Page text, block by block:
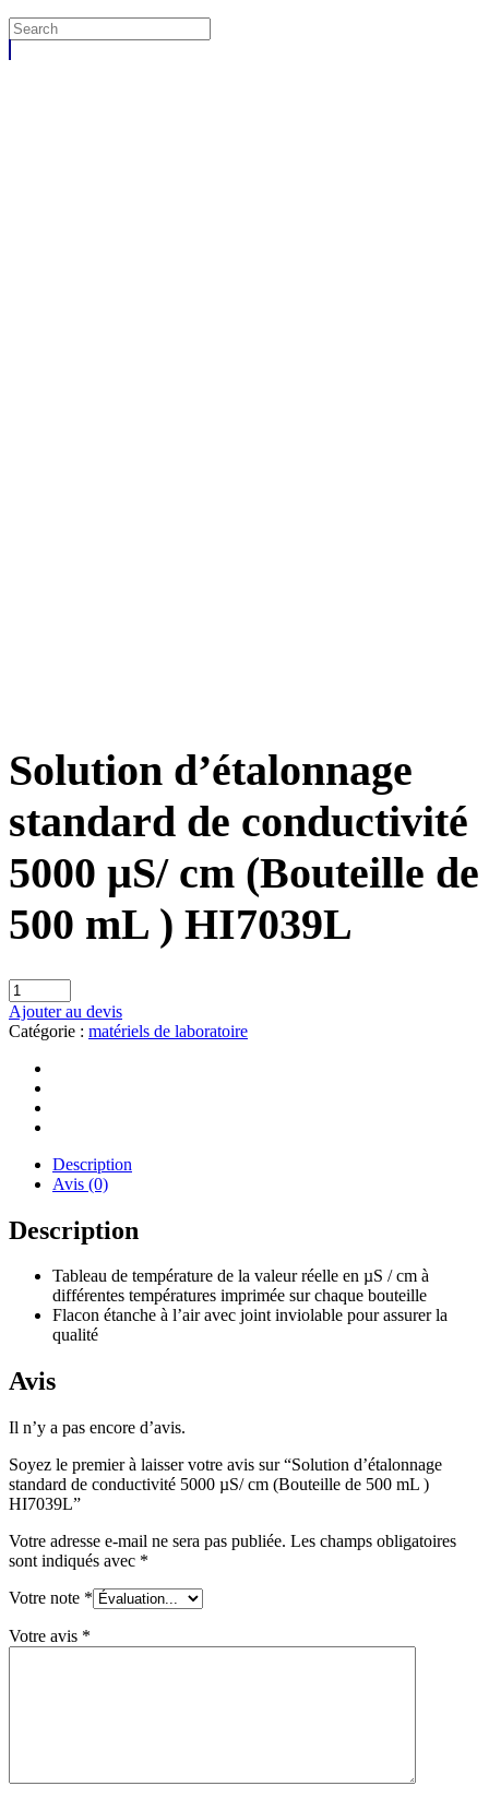
Solution d’étalonnage
standard de conductivité
5000 µS/ cm (Bouteille de
500 mL ) HI7039L
Ajouter au devis
Catégorie : matériels de laboratoire
Description
Avis (0)
Description
Tableau de température de la valeur réelle en µS / cm à
différentes températures imprimée sur chaque bouteille
Flacon étanche à l’air avec joint inviolable pour assurer la
qualité
Avis
Il n’y a pas encore d’avis.
Soyez le premier à laisser votre avis sur “Solution d’étalonnage
standard de conductivité 5000 µS/ cm (Bouteille de 500 mL )
HI7039L”
Votre adresse e-mail ne sera pas publiée. Les champs obligatoires
sont indiqués avec *
Votre note *
Votre avis *